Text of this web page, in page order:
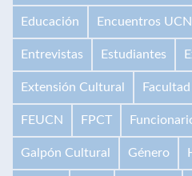
Educación Encuentros UCN
Entrevistas Estudiantes
Extensión Cultural
FEUCN FPCT
Galpón Cultural Género